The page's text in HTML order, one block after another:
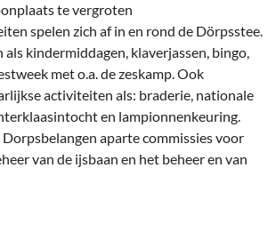
te vergroten
spelen zich af in en rond de Dörpsstee.
als kindermiddagen, klaverjassen, bingo,
met o.a. de zeskamp. Ook
activiteiten als: braderie, nationale
en lampionnenkeuring.
aparte commissies voor
van de ijsbaan en het beheer en van